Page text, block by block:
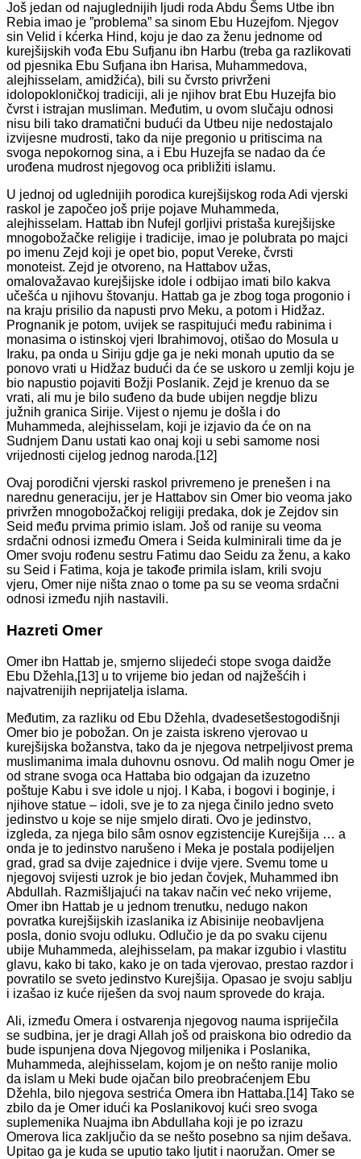
Još jedan od najuglednijih ljudi roda Abdu Šems Utbe ibn
Rebia imao je ”problema” sa sinom Ebu Huzejfom. Njegov
sin Velid i kćerka Hind, koju je dao za ženu jednome od
kurejšijskih vođa Ebu Sufjanu ibn Harbu (treba ga razlikovati
od pjesnika Ebu Sufjana ibn Harisa, Muhammedova,
alejhisselam, amidžića), bili su čvrsto privrženi
idolopokloničkoj tradiciji, ali je njihov brat Ebu Huzejfa bio
čvrst i istrajan musliman. Međutim, u ovom slučaju odnosi
nisu bili tako dramatični budući da Utbeu nije nedostajalo
izvijesne mudrosti, tako da nije pregonio u pritiscima na
svoga nepokornog sina, a i Ebu Huzejfa se nadao da će
urođena mudrost njegovog oca približiti islamu.
U jednoj od uglednijih porodica kurejšijskog roda Adi vjerski
raskol je započeo još prije pojave Muhammeda,
alejhisselam. Hattab ibn Nufejl gorljivi pristaša kurejšijske
mnogobožačke religije i tradicije, imao je polubrata po majci
po imenu Zejd koji je opet bio, poput Vereke, čvrsti
monoteist. Zejd je otvoreno, na Hattabov užas,
omalovažavao kurejšijske idole i odbijao imati bilo kakva
učešća u njihovu štovanju. Hattab ga je zbog toga progonio i
na kraju prisilio da napusti prvo Meku, a potom i Hidžaz.
Prognanik je potom, uvijek se raspitujući među rabinima i
monasima o istinskoj vjeri Ibrahimovoj, otišao do Mosula u
Iraku, pa onda u Siriju gdje ga je neki monah uputio da se
ponovo vrati u Hidžaz budući da će se uskoro u zemlji koju je
bio napustio pojaviti Božji Poslanik. Zejd je krenuo da se
vrati, ali mu je bilo suđeno da bude ubijen negdje blizu
južnih granica Sirije. Vijest o njemu je došla i do
Muhammeda, alejhisselam, koji je izjavio da će on na
Sudnjem Danu ustati kao onaj koji u sebi samome nosi
vrijednosti cijelog jednog naroda.[12]
Ovaj porodični vjerski raskol privremeno je prenešen i na
narednu generaciju, jer je Hattabov sin Omer bio veoma jako
privržen mnogobožačkoj religiji predaka, dok je Zejdov sin
Seid među prvima primio islam. Još od ranije su veoma
srdačni odnosi između Omera i Seida kulminirali time da je
Omer svoju rođenu sestru Fatimu dao Seidu za ženu, a kako
su Seid i Fatima, koja je takođe primila islam, krili svoju
vjeru, Omer nije ništa znao o tome pa su se veoma srdačni
odnosi između njih nastavili.
Hazreti Omer
Omer ibn Hattab je, smjerno slijedeći stope svoga daidže
Ebu Džehla,[13] u to vrijeme bio jedan od najžešćih i
najvatrenijih neprijatelja islama.
Međutim, za razliku od Ebu Džehla, dvadesetšestogodišnji
Omer bio je pobožan. On je zaista iskreno vjerovao u
kurejšijska božanstva, tako da je njegova netrpeljivost prema
muslimanima imala duhovnu osnovu. Od malih nogu Omer je
od strane svoga oca Hattaba bio odgajan da izuzetno
poštuje Kabu i sve idole u njoj. I Kaba, i bogovi i boginje, i
njihove statue – idoli, sve je to za njega činilo jedno sveto
jedinstvo u koje se nije smjelo dirati. Ovo je jedinstvo,
izgleda, za njega bilo sâm osnov egzistencije Kurejšija … a
onda je to jedinstvo narušeno i Meka je postala podijeljen
grad, grad sa dvije zajednice i dvije vjere. Svemu tome u
njegovoj svijesti uzrok je bio jedan čovjek, Muhammed ibn
Abdullah. Razmišljajući na takav način već neko vrijeme,
Omer ibn Hattab je u jednom trenutku, nedugo nakon
povratka kurejšijskih izaslanika iz Abisinije neobavljena
posla, donio svoju odluku. Odlučio je da po svaku cijenu
ubije Muhammeda, alejhisselam, pa makar izgubio i vlastitu
glavu, kako bi tako, kako je on tada vjerovao, prestao razdor i
povratilo se sveto jedinstvo Kurejšija. Opasao je svoju sablju
i izašao iz kuće riješen da svoj naum sprovede do kraja.
Ali, između Omera i ostvarenja njegovog nauma ispriječila
se sudbina, jer je dragi Allah još od praiskona bio odredio da
bude ispunjena dova Njegovog miljenika i Poslanika,
Muhammeda, alejhisselam, kojom je on nešto ranije molio
da islam u Meki bude ojačan bilo preobraćenjem Ebu
Džehla, bilo njegova sestrića Omera ibn Hattaba.[14] Tako se
zbilo da je Omer idući ka Poslanikovoj kući sreo svoga
suplemenika Nuajma ibn Abdullaha koji je po izrazu
Omerova lica zaključio da se nešto posebno sa njim dešava.
Upitao ga je kuda se uputio tako ljutit i naoružan. Omer se